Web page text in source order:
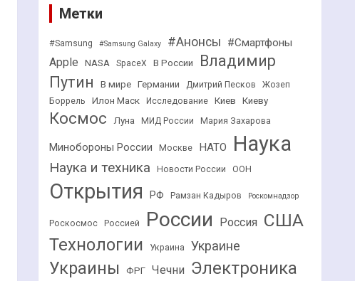
Метки
#Samsung #Samsung Galaxy #Анонсы #Смартфоны
Apple NASA SpaceX В России
Владимир
Путин
В мире Германии Дмитрий Песков
Жозеп
Боррель
Илон Маск Исследование Киев Киеву
Космос Луна МИД России Мария Захарова
Минобороны России Москве НАТО Наука
Наука и техника Новости России ООН
Открытия РФ Рамзан Кадыров Роскомнадзор
Роскосмос Россией России Россия США
Технологии Украина Украине
Украины ФРГ Чечни Электроника